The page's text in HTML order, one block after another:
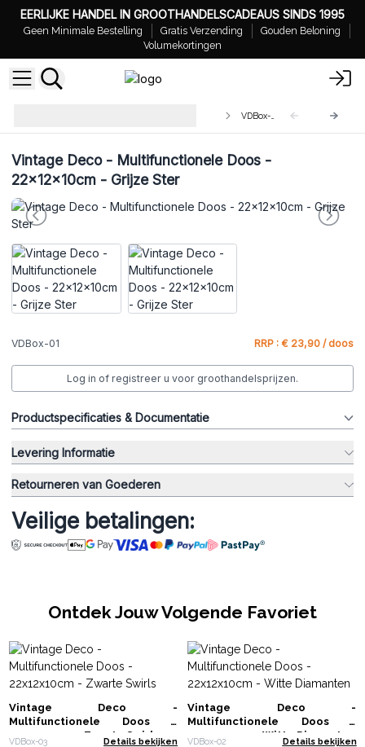
EERLIJKE HANDEL IN GROOTHANDELSCADEAUS SINDS 1995
Geen Minimale Bestelling Gratis Verzending
Gouden Beloning
Volumekortingen
VDBox-01
Vintage Deco - Multifunctionele Doos -
22x12x10cm - Grijze Ster
VDBox-01 RRP : € 23,90 / doos
Log in of registreer u voor groothandelsprijzen.
Productspecificaties & Documentatie
Levering Informatie
Retourneren van Goederen
Veilige betalingen:
Ontdek Jouw Volgende Favoriet
Vintage Deco -
Multifunctionele Doos -
22x12x10cm - Zwarte Swirls
VDBox-03 Details bekijken
Vintage Deco -
Multifunctionele Doos -
22x12x10cm - Witte Diamanten
VDBox-02 Details bekijken